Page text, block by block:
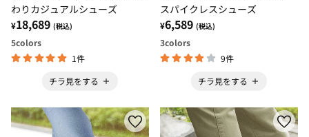
わりカジュアルシューズ
¥18,689 (税込)
5colors
1件
チラ見をする
スパイクレスシューズ
¥6,589 (税込)
3colors
9件
チラ見をする